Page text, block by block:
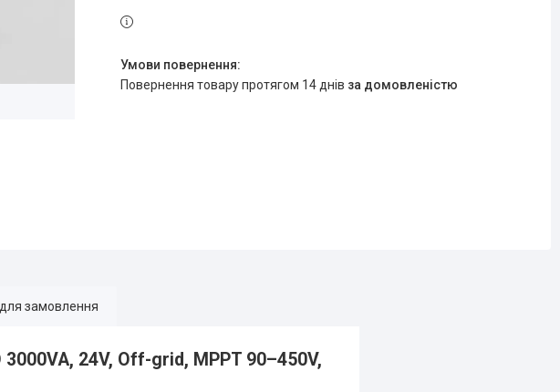
повернення товару протягом 14 днів за домовленістю
замовлення
3000VA, 24V, Off-grid, MPPT 90–450V,